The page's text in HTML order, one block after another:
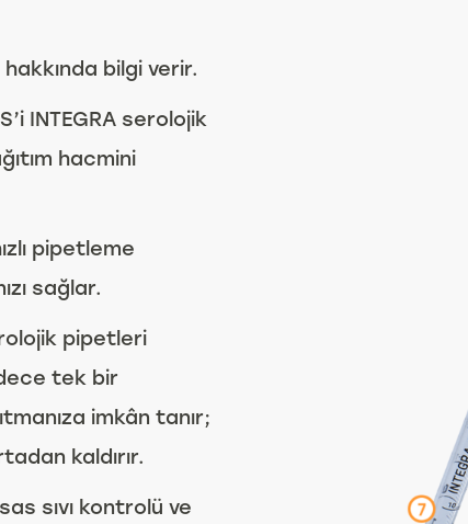
bilgi verir.
INTEGRA serolojik
hacmini
pipetleme
sağlar.
pipetleri
tek bir
imkân tanır;
kaldırır.
sıvı kontrolü ve